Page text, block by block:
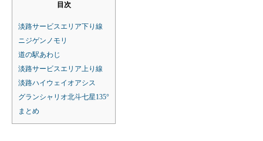
目次
淡路サービスエリア下り線
ニジゲンノモリ
道の駅あわじ
淡路サービスエリア上り線
淡路ハイウェイオアシス
グランシャリオ北斗七星135°
まとめ